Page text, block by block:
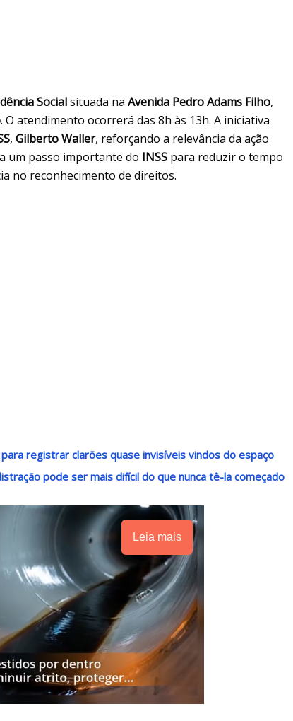
Socialsituada na Avenida Pedro Adams Filho,
. O atendimento ocorrerá das 8h às 13h. A iniciativa
, Gilberto Waller, reforçando a relevância da ação
um passo importante do INSS para reduzir o tempo
no reconhecimento de direitos.
registrar clarões quase invisíveis vindos do espaço
pode ser mais difícil do que nunca tê-la começado
Leia mais